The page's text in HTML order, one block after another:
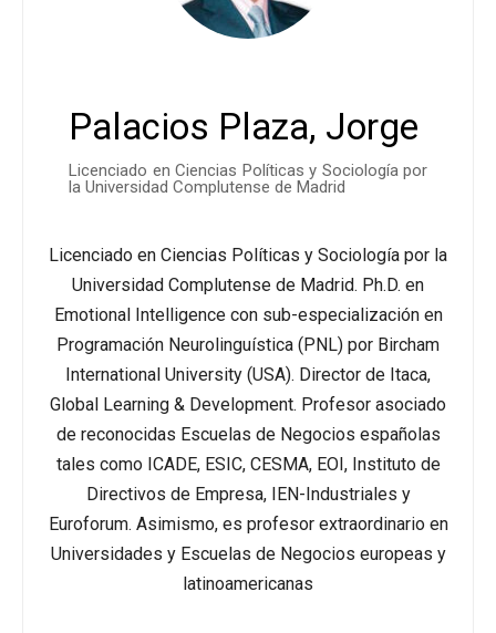
Palacios Plaza, Jorge
Licenciado en Ciencias Políticas y Sociología por
la Universidad Complutense de Madrid
Licenciado en Ciencias Políticas y Sociología por la
Universidad Complutense de Madrid. Ph.D. en
Emotional Intelligence con sub-especialización en
Programación Neurolinguística (PNL) por Bircham
International University (USA). Director de Itaca,
Global Learning & Development. Profesor asociado
de reconocidas Escuelas de Negocios españolas
tales como ICADE, ESIC, CESMA, EOI, Instituto de
Directivos de Empresa, IEN-Industriales y
Euroforum. Asimismo, es profesor extraordinario en
Universidades y Escuelas de Negocios europeas y
latinoamericanas